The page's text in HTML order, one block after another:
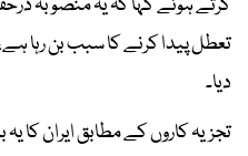
کرتے ہوئے کہا کہ یہ منصوبہ
تعطل پیدا کرنے کا سبب بن رہا
دیا۔
تجزیہ کاروں کے مطابق ایران کا